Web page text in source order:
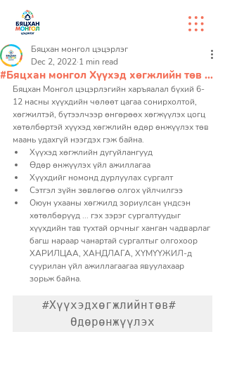
#Бяцхан монгол Хүүхэд хөгжлийн төв ...
Бяцхан монгол цэцэрлэг
Dec 2, 2022 1 min read
Бяцхан Монгол цэцэрлэгийн харъяалал бүхий 6-
12 насны хүүхдийн чөлөөт цагаа сонирхолтой,
хөгжилтэй, бүтээлчээр өнгөрөөх хөгжүүлэх цогц
хөтөлбөртэй хүүхэд хөгжлийн өдөр өнжүүлэх төв
маань удахгүй нээгдэх гэж байна.
Хүүхэд хөгжлийн дугуйлангууд
Өдөр өнжүүлэх үйл ажиллагаа
Хүүхдийг номонд дурлуулах сургалт
Сэтгэл зүйн зөвлөгөө олгох үйлчилгээ
Оюун ухааны хөгжилд зориулсан үндсэн
хөтөлбөрүүд ... гэх зэрэг сургалтуудыг
хүүхдийн тав тухтай орчныг ханган чадварлаг
багш нараар чанартай сургалтыг олгохоор
ХАРИЛЦАА, ХАНДЛАГА, ХҮМҮҮЖИЛ-д
суурилан үйл ажиллагаагаа явуулахаар
зорьж байна.
#Хүүхэдхөгжлийнтөв#
Өдөрөнжүүлэх